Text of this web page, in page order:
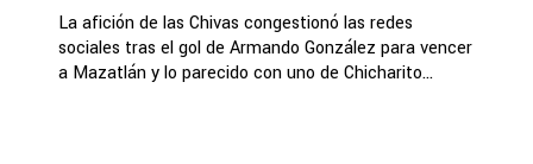
La afición de las Chivas congestionó las redes
sociales tras el gol de Armando González para vencer
a Mazatlán y lo parecido con uno de Chicharito...